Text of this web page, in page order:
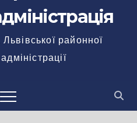
районної